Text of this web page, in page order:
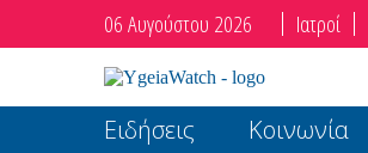
06 Αυγούστου 2026 Ιατροί
Ειδήσεις Κοινωνία